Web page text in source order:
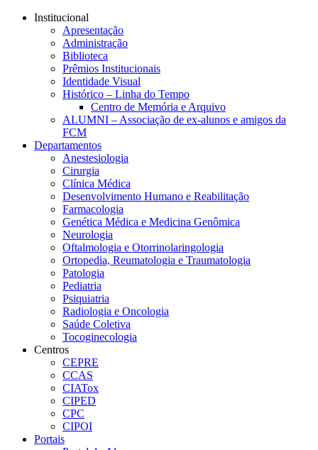
Conteúdo principal
Institucional
Apresentação
Administração
Biblioteca
Prêmios Institucionais
Identidade Visual
Histórico – Linha do Tempo
Centro de Memória e Arquivo
ALUMNI – Associação de ex-alunos e amigos da
FCM
Departamentos
Anestesiologia
Cirurgia
Clínica Médica
Desenvolvimento Humano e Reabilitação
Farmacologia
Genética Médica e Medicina Genômica
Neurologia
Oftalmologia e Otorrinolaringologia
Ortopedia, Reumatologia e Traumatologia
Patologia
Pediatria
Psiquiatria
Radiologia e Oncologia
Saúde Coletiva
Tocoginecologia
Centros
CEPRE
CCAS
CIATox
CIPED
CPC
CIPOI
Portais